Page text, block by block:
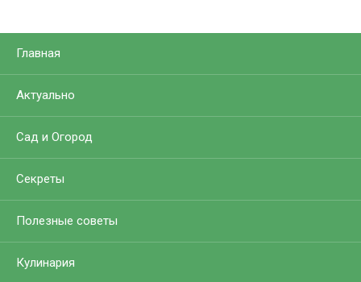
Главная
Актуально
Сад и Огород
Секреты
Полезные советы
Кулинария